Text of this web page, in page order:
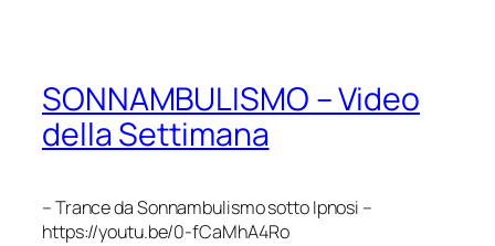
SONNAMBULISMO – Video
della Settimana
– Trance da Sonnambulismo sotto Ipnosi –
https://youtu.be/0-fCaMhA4Ro